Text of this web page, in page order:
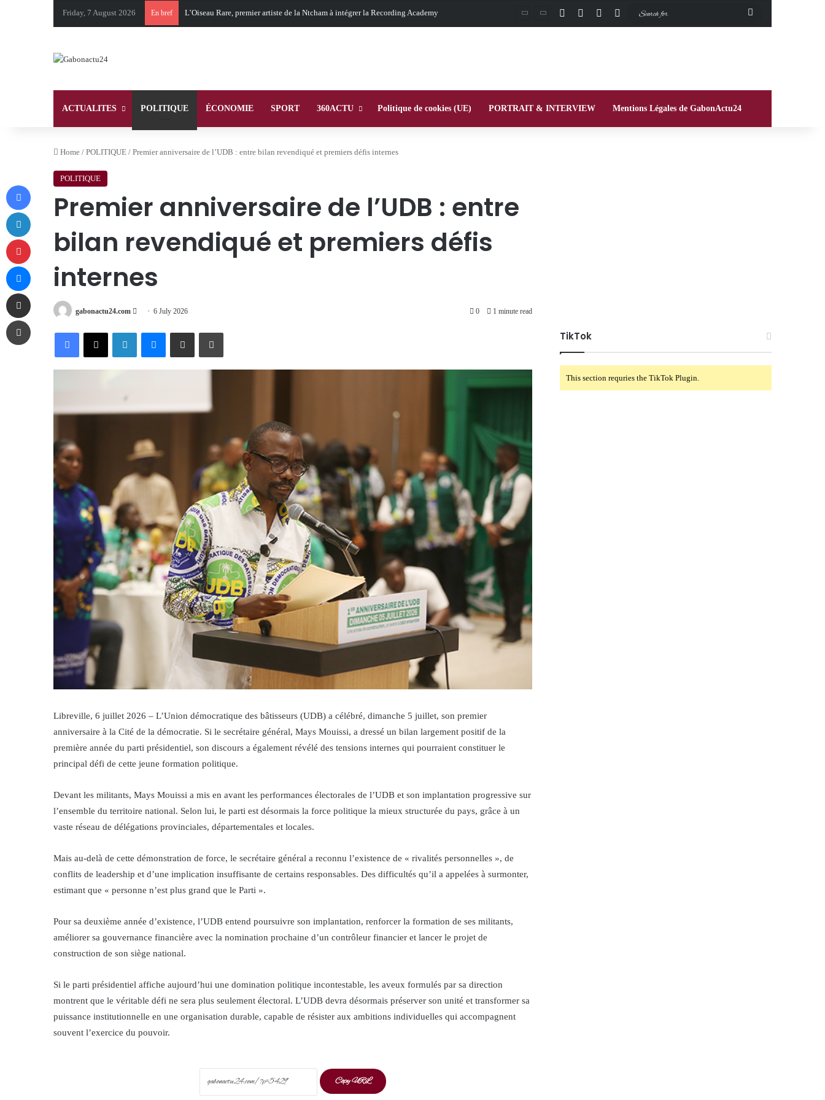
Friday, 7 August 2026 En bref Facebook InstagramSwitch skin
ACTUALITES POLITIQUE ÉCONOMIE SPORT 360ACTU Politique de cookies (UE) PORTRAIT & INTERVIEW Mentions Légales de GabonActu24
Home / POLITIQUE / Premier anniversaire de l’UDB : entre bilan revendiqué et premiers défis internes
POLITIQUE
Premier anniversaire de l’UDB : entre
bilan revendiqué et premiers défis
internes
gabonactu24.com
Send 6 July 2026 0 1 minute read
FacebookX LinkedInMessengerShare via Email Print
Libreville, 6 juillet 2026 – L’Union démocratique des bâtisseurs (UDB) a célébré, dimanche 5 juillet, son premier
anniversaire à la Cité de la démocratie. Si le secrétaire général, Mays Mouissi, a dressé un bilan largement positif de la
première année du parti présidentiel, son discours a également révélé des tensions internes qui pourraient constituer le
principal défi de cette jeune formation politique.
Devant les militants, Mays Mouissi a mis en avant les performances électorales de l’UDB et son implantation progressive sur
l’ensemble du territoire national. Selon lui, le parti est désormais la force politique la mieux structurée du pays, grâce à un
vaste réseau de délégations provinciales, départementales et locales.
Mais au-delà de cette démonstration de force, le secrétaire général a reconnu l’existence de « rivalités personnelles », de
conflits de leadership et d’une implication insuffisante de certains responsables. Des difficultés qu’il a appelées à surmonter,
estimant que « personne n’est plus grand que le Parti ».
Pour sa deuxième année d’existence, l’UDB entend poursuivre son implantation, renforcer la formation de ses militants,
améliorer sa gouvernance financière avec la nomination prochaine d’un contrôleur financier et lancer le projet de
construction de son siège national.
Si le parti présidentiel affiche aujourd’hui une domination politique incontestable, les aveux formulés par sa direction
montrent que le véritable défi ne sera plus seulement électoral. L’UDB devra désormais préserver son unité et transformer sa
puissance institutionnelle en une organisation durable, capable de résister aux ambitions individuelles qui accompagnent
souvent l’exercice du pouvoir.
Copy URL
TikTok
This section requries the TikTok Plugin.
Facebook
LinkedIn
Pinterest
Messenger